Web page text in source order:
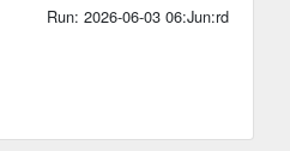
Run: 2026-06-03 06:Jun:rd